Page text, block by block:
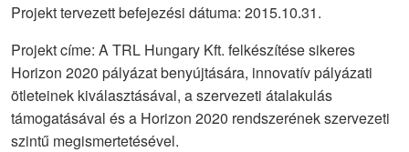
Projekt tervezett befejezési dátuma: 2015.10.31.
Projekt címe: A TRL Hungary Kft. felkészítése sikeres
Horizon 2020 pályázat benyújtására, innovatív pályázati
ötleteinek kiválasztásával, a szervezeti átalakulás
támogatásával és a Horizon 2020 rendszerének szervezeti
szintű megismertetésével.